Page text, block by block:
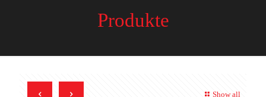
Produkte
Show all